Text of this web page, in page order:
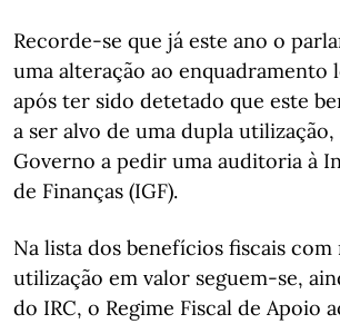
Recorde-se que já este ano o
uma alteração ao enquadramento
após ter sido detetado que este
a ser alvo de uma dupla
Governo a pedir uma auditoria à
de Finanças (IGF).
Na lista dos benefícios fiscais com
utilização em valor seguem-se,
do IRC, o Regime Fiscal de Apoio